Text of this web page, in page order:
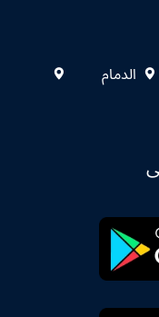
الدمام